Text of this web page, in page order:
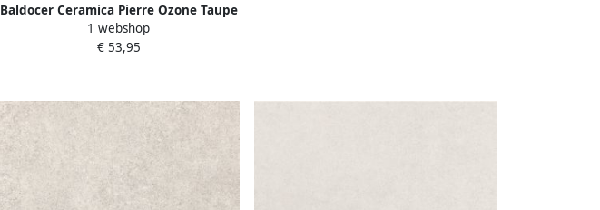
Baldocer Ceramica Pierre Ozone Taupe
wand- en vloertegel 60x60cm 10mm
Vierkant gerectificeerd Natuursteen
1 webshop
€ 53,95